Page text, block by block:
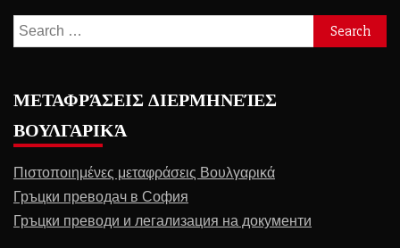
Search
for:
ΜΕΤΑΦΡΆΣΕΙΣ ΔΙΕΡΜΗΝΕΊΕΣ
ΒΟΥΛΓΑΡΙΚΆ
Πιστοποιημένες μεταφράσεις Βουλγαρικά
Гръцки преводач в София
Гръцки преводи и легализация на документи